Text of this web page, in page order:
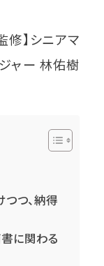
修】シニアマ
ャー 林佑樹
つ、納得
に関わる